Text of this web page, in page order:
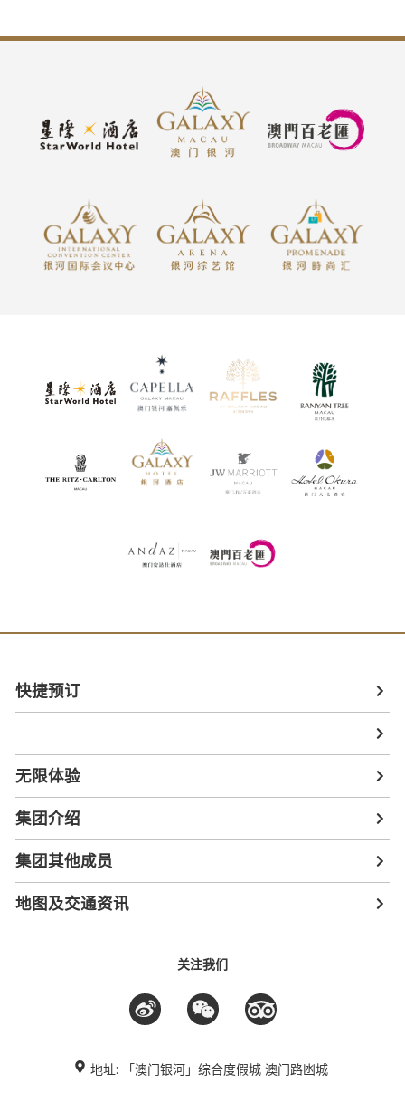
快捷预订
无限体验
集团介绍
集团其他成员
地图及交通资讯
关注我们
地址: 「澳门银河」综合度假城 澳门路凼城